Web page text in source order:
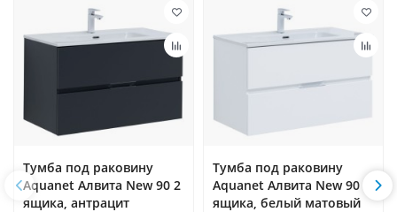
Тумба под раковину
Aquanet Алвита New 90 2
ящика, антрацит
Тумба под раковину
Aquanet Алвита New 90 2
ящика, белый матовый